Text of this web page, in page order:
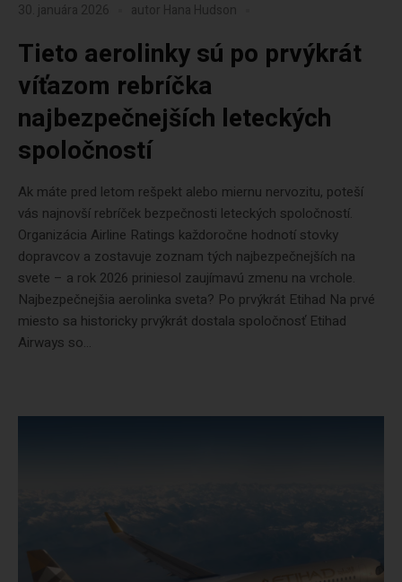
30. januára 2026 autor Hana Hudson
Tieto aerolinky sú po prvýkrát
víťazom rebríčka
najbezpečnejších leteckých
spoločností
Ak máte pred letom rešpekt alebo miernu nervozitu, poteší
vás najnovší rebríček bezpečnosti leteckých spoločností.
Organizácia Airline Ratings každoročne hodnotí stovky
dopravcov a zostavuje zoznam tých najbezpečnejších na
svete – a rok 2026 priniesol zaujímavú zmenu na vrchole.
Najbezpečnejšia aerolinka sveta? Po prvýkrát Etihad Na prvé
miesto sa historicky prvýkrát dostala spoločnosť Etihad
Airways so...